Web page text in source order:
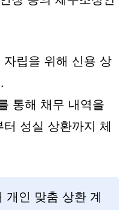
립을 위해 신용 상
통해 채무 내역을
성실 상환까지 체
개인 맞춤 상환 계